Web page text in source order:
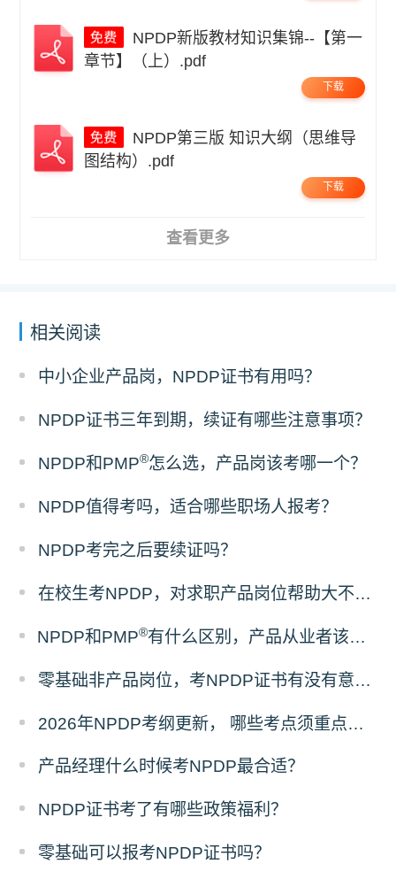
章节】（上）.pdf
下载
图结构）.pdf
下载
查看更多
相关阅读
中小企业产品岗，NPDP证书有用吗？
NPDP证书三年到期，续证有哪些注意事项？
NPDP和PMP®怎么选，产品岗该考哪一个？
NPDP值得考吗，适合哪些职场人报考？
NPDP考完之后要续证吗？
在校生考NPDP，对求职产品岗位帮助大不大？
NPDP和PMP®有什么区别，产品从业者该怎么选证？
零基础非产品岗位，考NPDP证书有没有意义？
2026年NPDP考纲更新， 哪些考点须重点掌握？
产品经理什么时候考NPDP最合适？
NPDP证书考了有哪些政策福利？
零基础可以报考NPDP证书吗？